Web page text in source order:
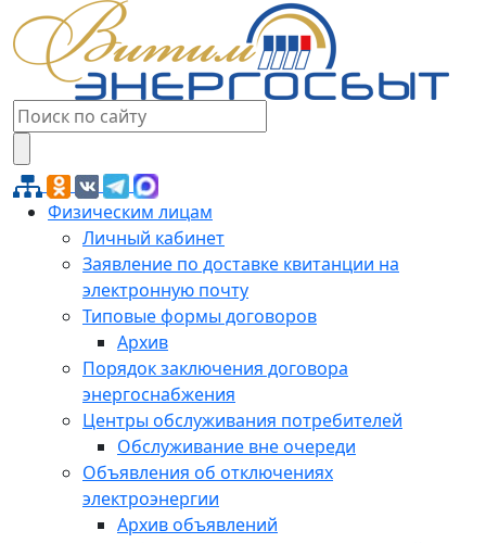
Физическим лицам
Личный кабинет
Заявление по доставке квитанции на
электронную почту
Типовые формы договоров
Архив
Порядок заключения договора
энергоснабжения
Центры обслуживания потребителей
Обслуживание вне очереди
Объявления об отключениях
электроэнергии
Архив объявлений